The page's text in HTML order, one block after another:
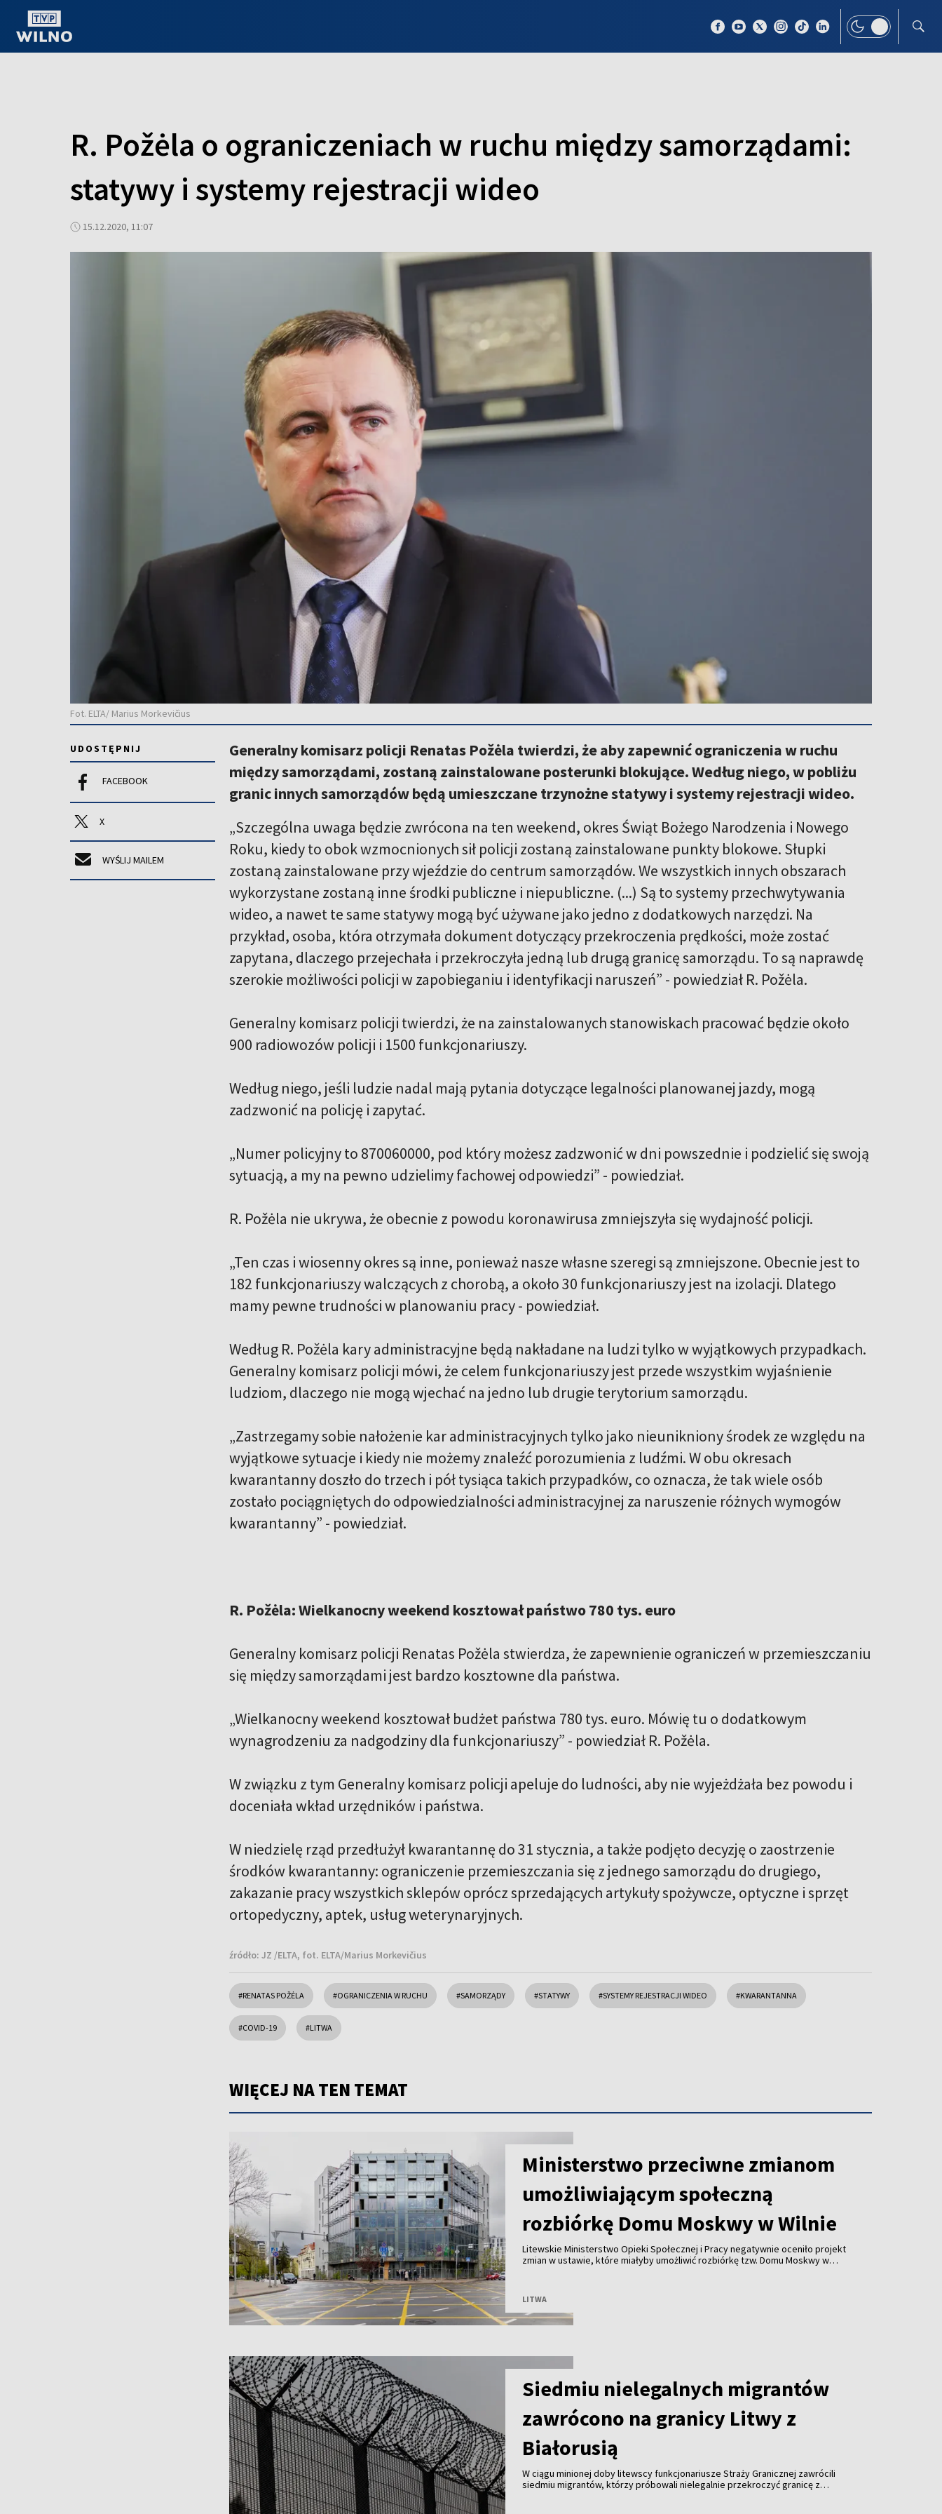
R. Požėla o ograniczeniach w ruchu między samorządami:
statywy i systemy rejestracji wideo
15.12.2020, 11:07
Fot. ELTA/ Marius Morkevičius
UDOSTĘPNIJ
FACEBOOK
X
WYŚLIJ MAILEM
Generalny komisarz policji Renatas Požėla twierdzi, że aby zapewnić ograniczenia w ruchu
między samorządami, zostaną zainstalowane posterunki blokujące. Według niego, w pobliżu
granic innych samorządów będą umieszczane trzynożne statywy i systemy rejestracji wideo.
„Szczególna uwaga będzie zwrócona na ten weekend, okres Świąt Bożego Narodzenia i Nowego
Roku, kiedy to obok wzmocnionych sił policji zostaną zainstalowane punkty blokowe. Słupki
zostaną zainstalowane przy wjeździe do centrum samorządów. We wszystkich innych obszarach
wykorzystane zostaną inne środki publiczne i niepubliczne. (...) Są to systemy przechwytywania
wideo, a nawet te same statywy mogą być używane jako jedno z dodatkowych narzędzi. Na
przykład, osoba, która otrzymała dokument dotyczący przekroczenia prędkości, może zostać
zapytana, dlaczego przejechała i przekroczyła jedną lub drugą granicę samorządu. To są naprawdę
szerokie możliwości policji w zapobieganiu i identyfikacji naruszeń” - powiedział R. Požėla.
Generalny komisarz policji twierdzi, że na zainstalowanych stanowiskach pracować będzie około
900 radiowozów policji i 1500 funkcjonariuszy.
Według niego, jeśli ludzie nadal mają pytania dotyczące legalności planowanej jazdy, mogą
zadzwonić na policję i zapytać.
„Numer policyjny to 870060000, pod który możesz zadzwonić w dni powszednie i podzielić się swoją
sytuacją, a my na pewno udzielimy fachowej odpowiedzi” - powiedział.
R. Požėla nie ukrywa, że obecnie z powodu koronawirusa zmniejszyła się wydajność policji.
„Ten czas i wiosenny okres są inne, ponieważ nasze własne szeregi są zmniejszone. Obecnie jest to
182 funkcjonariuszy walczących z chorobą, a około 30 funkcjonariuszy jest na izolacji. Dlatego
mamy pewne trudności w planowaniu pracy - powiedział.
Według R. Požėla kary administracyjne będą nakładane na ludzi tylko w wyjątkowych przypadkach.
Generalny komisarz policji mówi, że celem funkcjonariuszy jest przede wszystkim wyjaśnienie
ludziom, dlaczego nie mogą wjechać na jedno lub drugie terytorium samorządu.
„Zastrzegamy sobie nałożenie kar administracyjnych tylko jako nieunikniony środek ze względu na
wyjątkowe sytuacje i kiedy nie możemy znaleźć porozumienia z ludźmi. W obu okresach
kwarantanny doszło do trzech i pół tysiąca takich przypadków, co oznacza, że tak wiele osób
zostało pociągniętych do odpowiedzialności administracyjnej za naruszenie różnych wymogów
kwarantanny” - powiedział.
R. Požėla: Wielkanocny weekend kosztował państwo 780 tys. euro
Generalny komisarz policji Renatas Požėla stwierdza, że zapewnienie ograniczeń w przemieszczaniu
się między samorządami jest bardzo kosztowne dla państwa.
„Wielkanocny weekend kosztował budżet państwa 780 tys. euro. Mówię tu o dodatkowym
wynagrodzeniu za nadgodziny dla funkcjonariuszy” - powiedział R. Požėla.
W związku z tym Generalny komisarz policji apeluje do ludności, aby nie wyjeżdżała bez powodu i
doceniała wkład urzędników i państwa.
W niedzielę rząd przedłużył kwarantannę do 31 stycznia, a także podjęto decyzję o zaostrzenie
środków kwarantanny: ograniczenie przemieszczania się z jednego samorządu do drugiego,
zakazanie pracy wszystkich sklepów oprócz sprzedających artykuły spożywcze, optyczne i sprzęt
ortopedyczny, aptek, usług weterynaryjnych.
źródło: JZ /ELTA, fot. ELTA/Marius Morkevičius
#RENATAS POŽĖLA #OGRANICZENIA W RUCHU #SAMORZĄDY #STATYWY #SYSTEMY REJESTRACJI WIDEO #KWARANTANNA
#COVID-19 #LITWA
WIĘCEJ NA TEN TEMAT
Ministerstwo przeciwne zmianom
umożliwiającym społeczną
rozbiórkę Domu Moskwy w Wilnie
Litewskie Ministerstwo Opieki Społecznej i Pracy negatywnie oceniło projekt
zmian w ustawie, które miałyby umożliwić rozbiórkę tzw. Domu Moskwy w
LITWA
Siedmiu nielegalnych migrantów
zawrócono na granicy Litwy z
Białorusią
W ciągu minionej doby litewscy funkcjonariusze Straży Granicznej zawrócili
siedmiu migrantów, którzy próbowali nielegalnie przekroczyć granicę z